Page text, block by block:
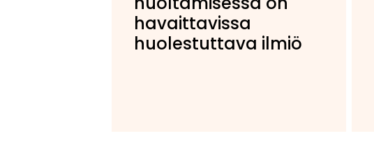
havaittavissa
huolestuttava ilmiö